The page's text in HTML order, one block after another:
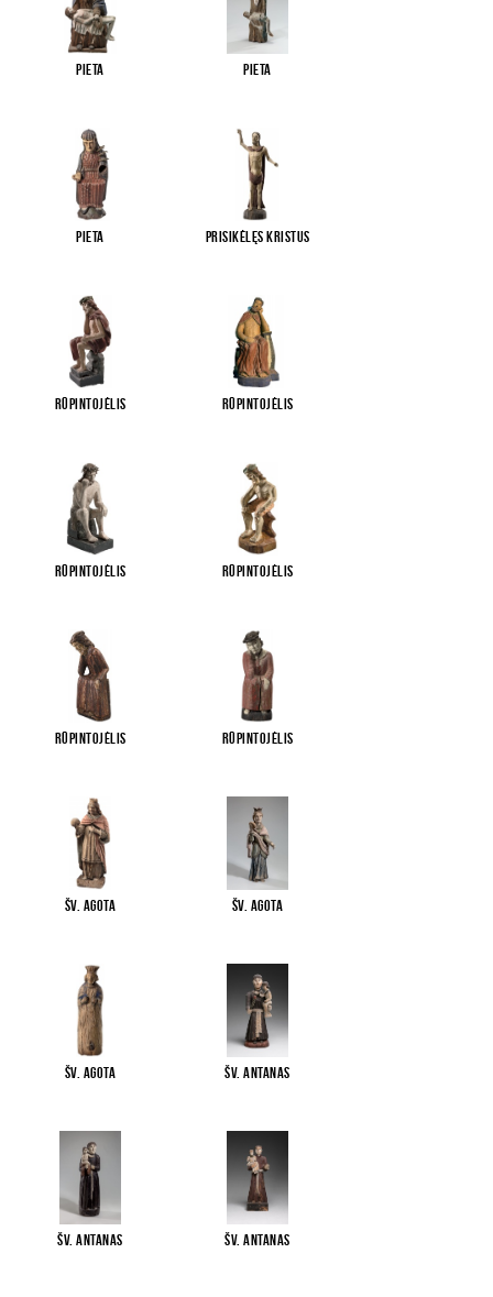
Pieta Pieta
Pieta Prisikėlęs Kristus
Rūpintojėlis Rūpintojėlis
Rūpintojėlis Rūpintojėlis
Rūpintojėlis Rūpintojėlis
Šv. Agota Šv. Agota
Šv. Agota Šv. Antanas
Šv. Antanas Šv. Antanas